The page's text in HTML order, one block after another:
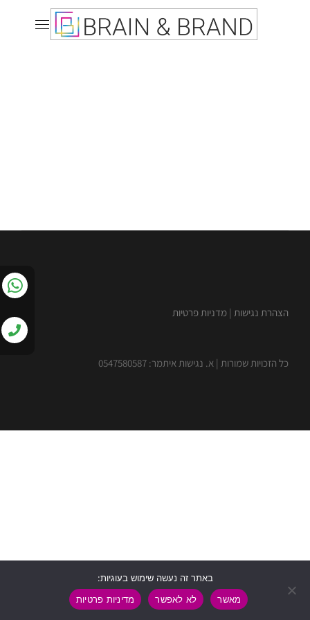
הצהרת נגישות |מדניות פרטיות
כל הזכויות שמורות | א. נגישות איתמר: 0547580587
באתר זה נעשה שימוש בעוגיות:
מאשר
לא לאפשר מדיניות פרטיות